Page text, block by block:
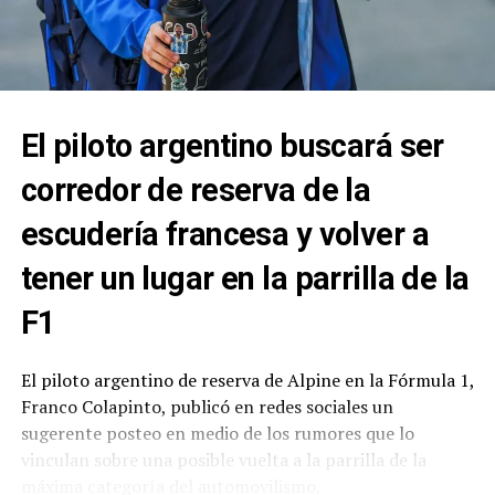
3
3
Ciantini,
Diego
Chevrolet
C.
4
4
Werner,
Ford M.
FADEL
CORSE
Valentin
Chevrolet
C.
ORT
Santiago
C.
MOTORSP
C.
N RACING
8
11
Risatti,
Ricardo
Dodge C.
SAP
TEAM
9
12
Castellano
Dodge C.
TOMAS
El piloto argentino buscará ser
corredor de reserva de la
escudería francesa y volver a
tener un lugar en la parrilla de la
F1
El piloto argentino de reserva de Alpine en la Fórmula 1,
Franco Colapinto, publicó en redes sociales un
sugerente posteo en medio de los rumores que lo
vinculan sobre una posible vuelta a la parrilla de la